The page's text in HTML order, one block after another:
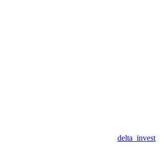
delta_invest